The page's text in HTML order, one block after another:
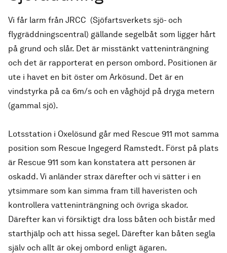
Vi får larm från JRCC (Sjöfartsverkets sjö- och
flygräddningscentral) gällande segelbåt som ligger hårt
på grund och slår. Det är misstänkt vatteninträngning
och det är rapporterat en person ombord. Positionen är
ute i havet en bit öster om Arkösund. Det är en
vindstyrka på ca 6m/s och en våghöjd på dryga metern
(gammal sjö).
Lotsstation i Oxelösund går med Rescue 911 mot samma
position som Rescue Ingegerd Ramstedt. Först på plats
är Rescue 911 som kan konstatera att personen är
oskadd. Vi anländer strax därefter och vi sätter i en
ytsimmare som kan simma fram till haveristen och
kontrollera vatteninträngning och övriga skador.
Därefter kan vi försiktigt dra loss båten och bistår med
starthjälp och att hissa segel. Därefter kan båten segla
själv och allt är okej ombord enligt ägaren.